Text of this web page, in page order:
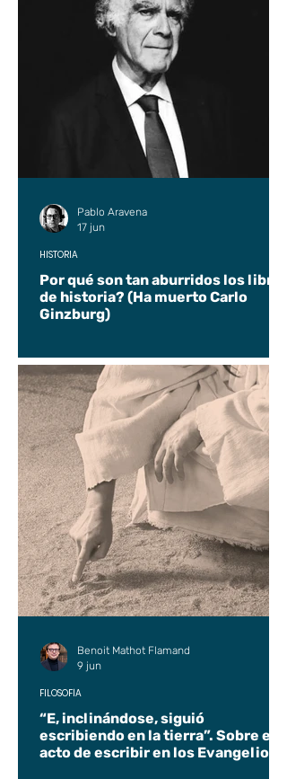
Por qué son tan aburridos los libros
de historia? (Ha muerto Carlo
Ginzburg)
HISTORIA
Pablo Aravena
17 jun
“E, inclinándose, siguió
escribiendo en la tierra”. Sobre el
acto de escribir en los Evangelios.
FILOSOFÍA
Benoit Mathot Flamand
9 jun